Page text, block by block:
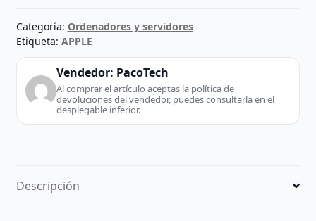
Categoría: Ordenadores y servidores
Etiqueta: APPLE
Vendedor: PacoTech
Al comprar el artículo aceptas la política de
devoluciones del vendedor, puedes consultarla en el
desplegable inferior.
Descripción